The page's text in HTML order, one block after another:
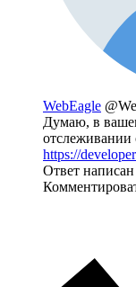
WebEagle
Думаю, в
отслеживании
https://
Ответ написан